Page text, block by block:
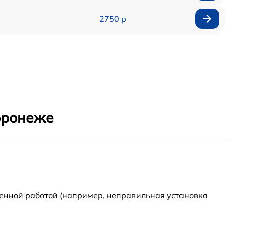
2750 р
работой (например, неправильная установка